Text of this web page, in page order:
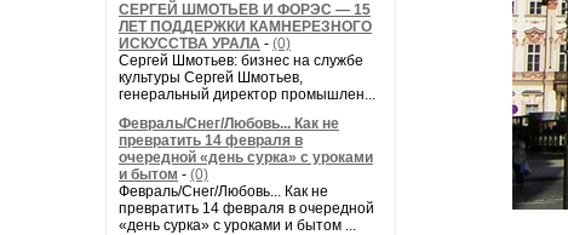
СЕРГЕЙ ШМОТЬЕВ И ФОРЭС — 15
ЛЕТ ПОДДЕРЖКИ КАМНЕРЕЗНОГО
ИСКУССТВА УРАЛА - (0)
Сергей Шмотьев: бизнес на службе
культуры Сергей Шмотьев,
генеральный директор промышлен...
Февраль/Снег/Любовь... Как не
превратить 14 февраля в
очередной «день сурка» с уроками
и бытом - (0)
Февраль/Снег/Любовь... Как не
превратить 14 февраля в очередной
«день сурка» с уроками и бытом ...